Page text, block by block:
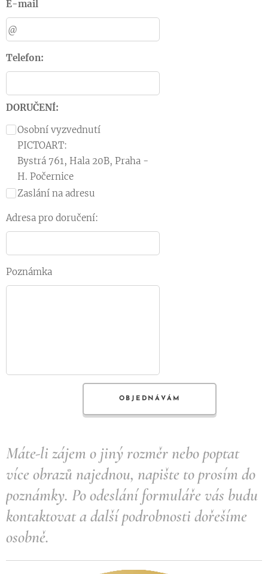
E-mail
Telefon:
DORUČENÍ:
Osobní vyzvednutí
PICTOART:
Bystrá 761, Hala 20B, Praha -
H. Počernice
Zaslání na adresu
Adresa pro doručení:
Poznámka
OBJEDNÁVÁM
Máte-li zájem o jiný rozměr nebo poptat
více obrazů najednou, napište to prosím do
poznámky. Po odeslání formuláře vás budu
kontaktovat a další podrobnosti dořešíme
osobně.